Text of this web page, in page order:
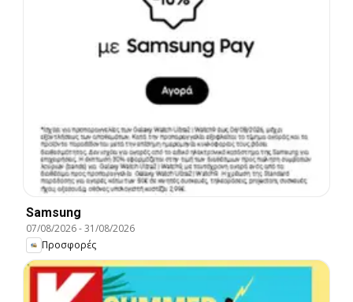
Samsung
07/08/2026-31/08/2026
Προσφορές